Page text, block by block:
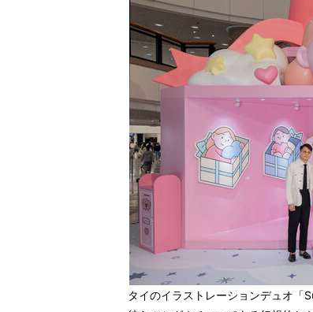
タイのイラストレーションデュオ「